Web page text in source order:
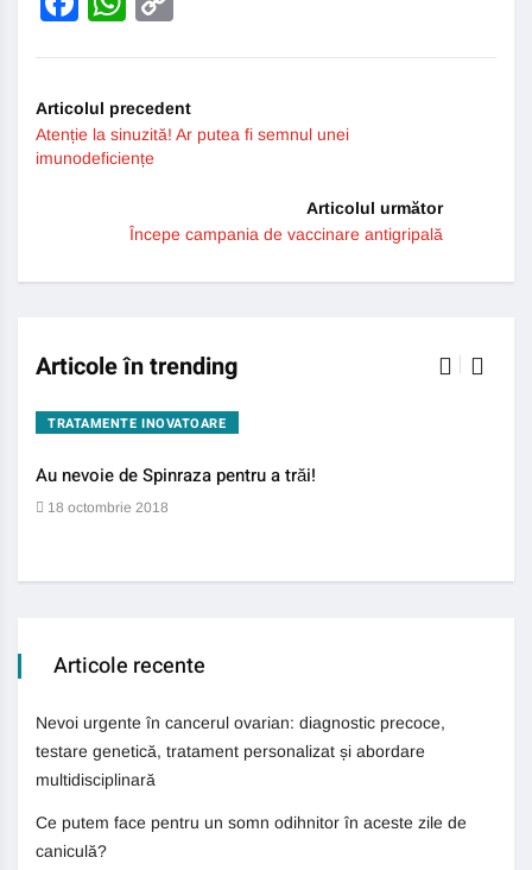
Articolul precedent
Atenție la sinuzită! Ar putea fi semnul unei
imunodeficiențe
Articolul următor
Începe campania de vaccinare antigripală
Articole în trending
TRATAMENTE INOVATOARE
Au nevoie de Spinraza pentru a trăi!
18 octombrie 2018
Articole recente
Nevoi urgente în cancerul ovarian: diagnostic precoce,
testare genetică, tratament personalizat și abordare
multidisciplinară
Ce putem face pentru un somn odihnitor în aceste zile de
caniculă?